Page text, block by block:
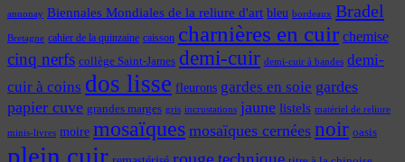
annonay Biennales Mondiales de la reliure d'art bleu bordeaux Bradel
Bretagne cahier de la quinzaine caisson charnières en cuir chemise
cinq nerfs collège Saint-James demi-cuir demi-cuir à bandes demi-
cuir à coins dos lisse fleurons gardes en soie gardes
papier cuve grandes marges gris incrustations jaune listels matériel de reliure
minis-livres moire mosaïques mosaïques cernées noir oasis
plein cuir